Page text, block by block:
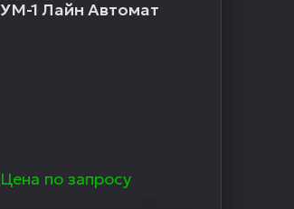
УМ-1 Лайн Автомат
Цена по запросу